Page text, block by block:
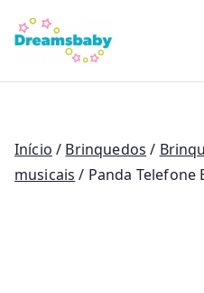
para
conteúdo
Início / Brinquedos /
musicais / Panda Telefone